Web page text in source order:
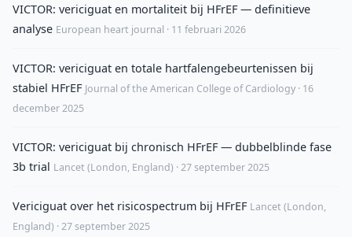
VICTOR: vericiguat en mortaliteit bij HFrEF — definitieve
analyse European heart journal · 11 februari 2026
VICTOR: vericiguat en totale hartfalengebeurtenissen bij
stabiel HFrEF Journal of the American College of Cardiology · 16
december 2025
VICTOR: vericiguat bij chronisch HFrEF — dubbelblinde fase
3b trial Lancet (London, England) · 27 september 2025
Vericiguat over het risicospectrum bij HFrEF Lancet (London,
England) · 27 september 2025